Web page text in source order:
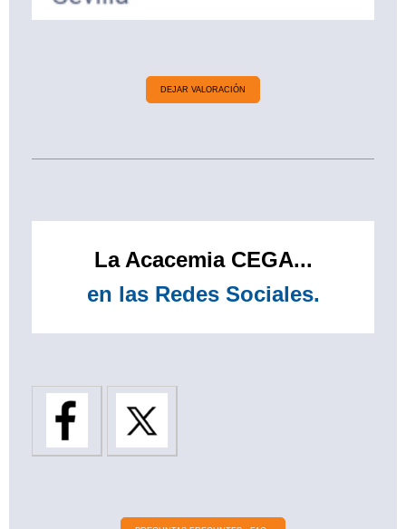
DEJAR VALORACIÓN
La Acacemia CEGA...
en las Redes Sociales.